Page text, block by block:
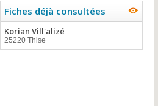
Fiches déjà consultées
Korian Vill'alizé
25220 Thise